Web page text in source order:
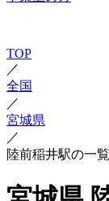
TOP
／
全国
／
宮城県
／
陸前稲井駅の一覧